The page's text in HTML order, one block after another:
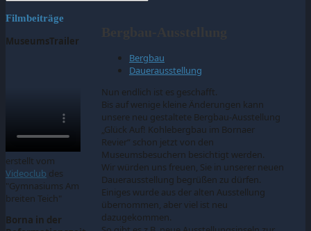
Filmbeiträge
MuseumsTrailer
erstellt vom
Videoclub des
"Gymnasiums Am
breiten Teich"
Borna in der
Bergbau
Dauerausstellung
Nun endlich ist es geschafft.
Bis auf wenige kleine Änderungen kann
unsere neu gestaltete Bergbau-Ausstellung
„Glück Auf! Kohlebergbau im Bornaer
Revier“ schon jetzt von den
Museumsbesuchern besichtigt werden.
Wir würden uns freuen, Sie in unserer neuen
Dauerausstellung begrüßen zu dürfen.
Einiges wurde aus der alten Ausstellung
übernommen, aber viel ist neu
dazugekommen.